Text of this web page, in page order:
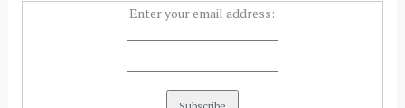
Enter your email address: